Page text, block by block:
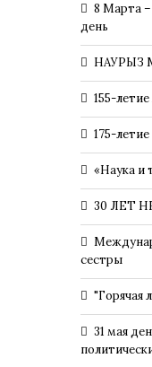
8 Марта
день
НАУРЫЗ
155-
175-
«Наука и
30 ЛЕТ
сестры
"Горячая
31 мая